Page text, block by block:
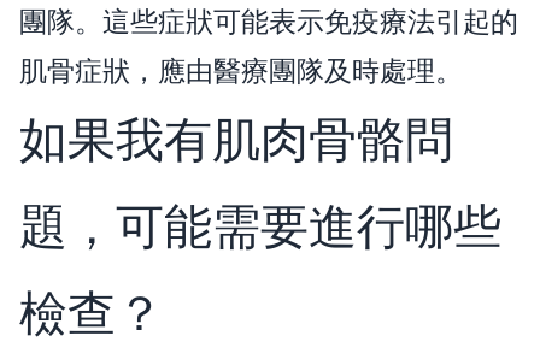
團隊。這些症狀可能表示免疫療法引起的
肌骨症狀，應由醫療團隊及時處理。
如果我有肌肉骨骼問
題，可能需要進行哪些
檢查？